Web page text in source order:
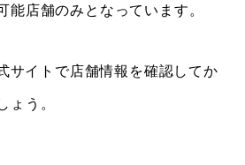
能店舗のみとなっています。
サイトで店舗情報を確認してか
ょう。